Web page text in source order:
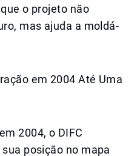
o projeto não
mas ajuda a moldá-
em 2004 Até Uma
2004, o DIFC
posição no mapa